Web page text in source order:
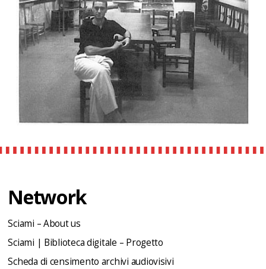
Network
Sciami – About us
Sciami | Biblioteca digitale – Progetto
Scheda di censimento archivi audiovisivi